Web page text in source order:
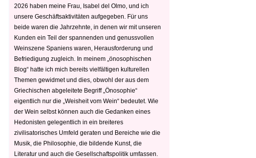
2026 haben meine Frau, Isabel del Olmo, und ich
unsere Geschäftsaktivitäten aufgegeben. Für uns
beide waren die Jahrzehnte, in denen wir mit unseren
Kunden ein Teil der spannenden und genussvollen
Weinszene Spaniens waren, Herausforderung und
Befriedigung zugleich. In meinem „önosophischen
Blog“ hatte ich mich bereits vielfältigen kulturellen
Themen gewidmet und dies, obwohl der aus dem
Griechischen abgeleitete Begriff „Önosophie“
eigentlich nur die „Weisheit vom Wein“ bedeutet. Wie
der Wein selbst können auch die Gedanken eines
Hedonisten gelegentlich in ein breiteres
zivilisatorisches Umfeld geraten und Bereiche wie die
Musik, die Philosophie, die bildende Kunst, die
Literatur und auch die Gesellschaftspolitik umfassen.